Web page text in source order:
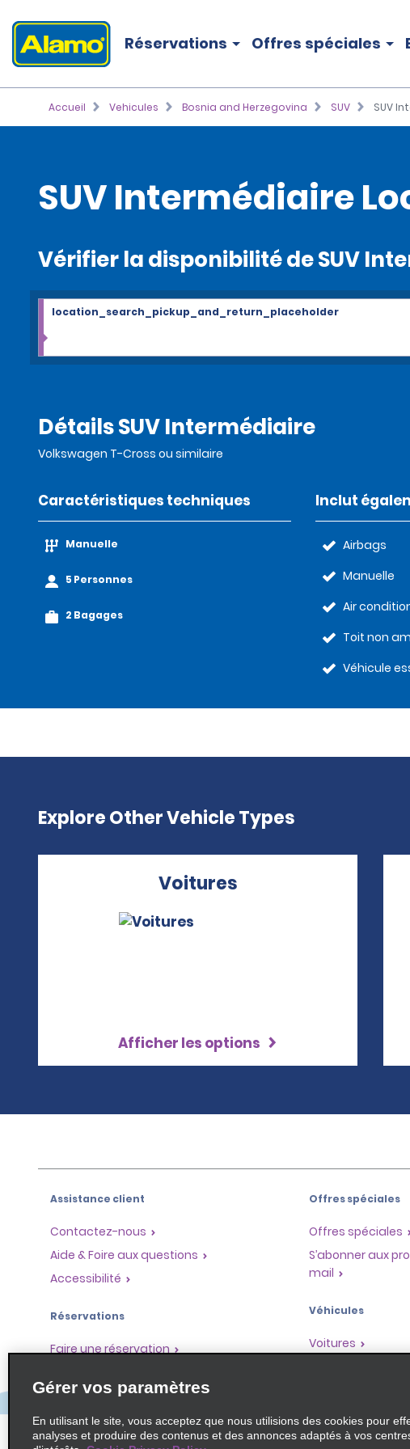
Réservations Offres spéciales
Accueil Vehicules Bosnia and Herzegovina SUV SUV
SUV Intermédiaire
Vérifier la disponibilité de SUV
location_search_pickup_and_return_placeholder
Détails SUV Intermédiaire
Volkswagen T-Cross ou similaire
Caractéristiques techniques
Manuelle
5 Personnes
2 Bagages
Inclut
Airbags
Manuelle
Air
Toit non
Véhicule
Explore Other Vehicle Types
Voitures
Afficher les options
Assistance client
Contactez-nous
Aide & Foire aux questions
Accessibilité
Réservations
Faire une réservation
Enregistrement accéléré
Ne pas passer par le comptoir
Trajets passés / Reçus
Offres spéciales
Offres spéciales
S’abonner aux
mail
Véhicules
Voitures
Gérer vos paramètres
En utilisant le site, vous acceptez que nous utilisions des cookies pour
analyses et produire des contenus et des annonces adaptés à vos